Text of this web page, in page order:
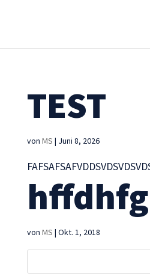
TEST
von MS | Juni 8, 2026
von MS | Okt. 1, 2018